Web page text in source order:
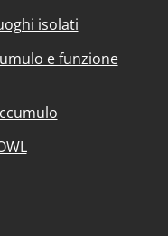
isolati
e funzione